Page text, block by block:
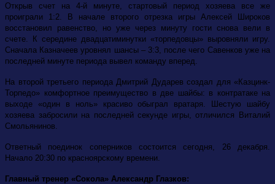
Открыв счет на 4-й минуте, стартовый период хозяева все же
проиграли 1:2. В начале второго отрезка игры Алексей Широков
восстановил равенство, но уже через минуту гости снова вели в
счете. К середине двадцатиминутки «торпедовцы» выровняли игру.
Сначала Казначеев уровнял шансы – 3:3, после чего Савенков уже на
последней минуте периода вывел команду вперед.
На второй третьего периода Дмитрий Дударев создал для «Казцинк-
Торпедо» комфортное преимущество в две шайбы: в контратаке на
выходе «один в ноль» красиво обыграл вратаря. Шестую шайбу
хозяева забросили на последней секунде игры, отличился Виталий
Смольянинов.
Ответный поединок соперников состоится сегодня, 26 декабря.
Начало 20:30 по красноярскому времени.
Главный тренер «Сокола» Александр Глазков: